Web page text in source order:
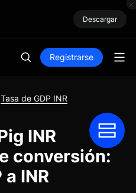
Descargar
Registrarse
Tasa de GDP INR
INR
conversión:
INR